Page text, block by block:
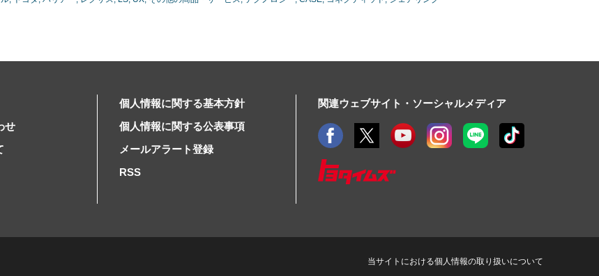
せ
個人情報に関する基本方針
個人情報に関する公表事項
メールアラート登録
RSS
関連ウェブサイト・ソーシャルメディア
当サイトにおける個人情報の取り扱いについて